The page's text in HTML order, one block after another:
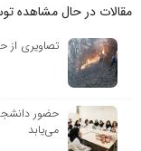
مقالات در حال مشاهده
تصاویری از
حضور
می‌یابد